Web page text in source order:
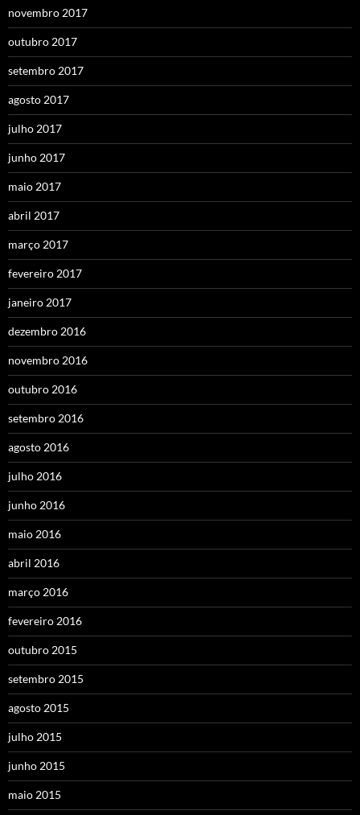
novembro 2017
outubro 2017
setembro 2017
agosto 2017
julho 2017
junho 2017
maio 2017
abril 2017
março 2017
fevereiro 2017
janeiro 2017
dezembro 2016
novembro 2016
outubro 2016
setembro 2016
agosto 2016
julho 2016
junho 2016
maio 2016
abril 2016
março 2016
fevereiro 2016
outubro 2015
setembro 2015
agosto 2015
julho 2015
junho 2015
maio 2015